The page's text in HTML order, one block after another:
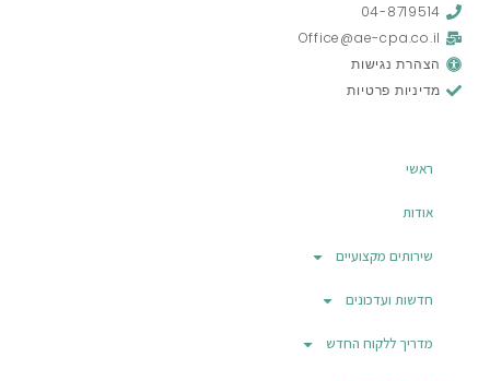
04-8719514
Office@ae-cpa.co.il
הצהרת נגישות
מדיניות פרטיות
ראשי
אודות
שירותים מקצועיים
חדשות ועדכונים
מדריך ללקוח החדש